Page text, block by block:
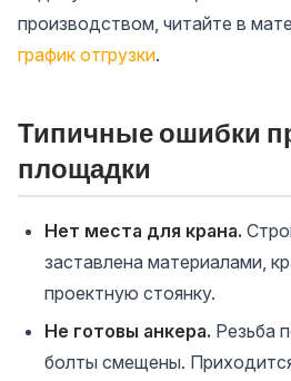
производством, читайте в
график отгрузки.
Типичные ошибки
площадки
Нет места для крана.
заставлена материалами,
проектную стоянку.
Не готовы анкера. Резьба
болты смещены.